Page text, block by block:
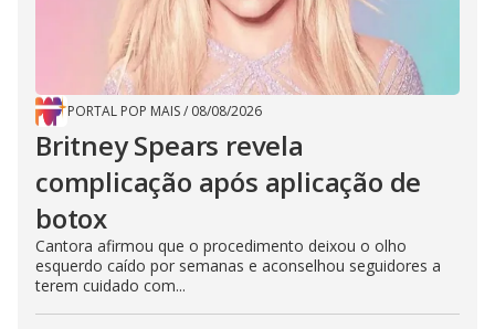
PORTAL POP MAIS/ 08/08/2026
Britney Spears revela
complicação após aplicação de
botox
Cantora afirmou que o procedimento deixou o olho
esquerdo caído por semanas e aconselhou seguidores a
terem cuidado com...